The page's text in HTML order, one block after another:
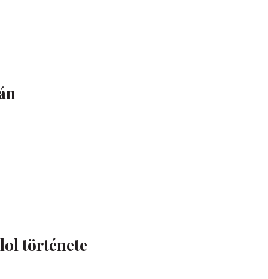
története